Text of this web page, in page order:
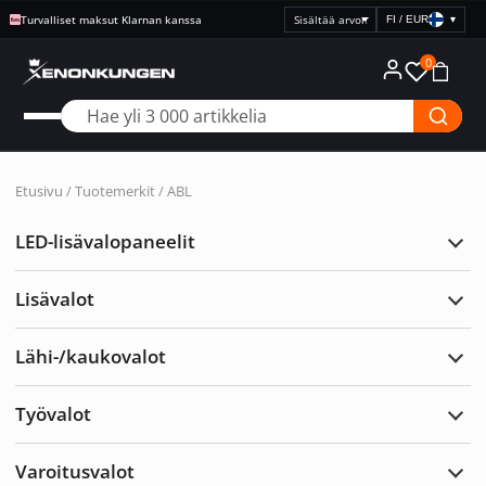
Turvalliset maksut Klarnan kanssa
Valitse
FI / EUR ▾
0
Etusivu / Tuotemerkit / ABL
LED-lisävalopaneelit
Lisävalot
Lähi-/kaukovalot
Työvalot
Varoitusvalot